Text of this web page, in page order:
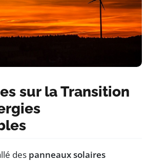
sur la Transition
des panneaux solaires